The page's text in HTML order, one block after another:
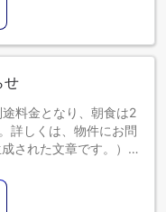
せ
料金となり、朝食は2
詳しくは、物件にお問
翻訳で生成された文章です。）
適用され、チェック
くことになりますの